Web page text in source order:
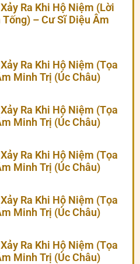
Ra Khi Hộ Niệm (Lời
– Cư Sĩ Diệu Âm
Ra Khi Hộ Niệm (Tọa
Minh Trị (Úc Châu)
Ra Khi Hộ Niệm (Tọa
Minh Trị (Úc Châu)
Ra Khi Hộ Niệm (Tọa
Minh Trị (Úc Châu)
Ra Khi Hộ Niệm (Tọa
Minh Trị (Úc Châu)
Ra Khi Hộ Niệm (Tọa
Minh Trị (Úc Châu)